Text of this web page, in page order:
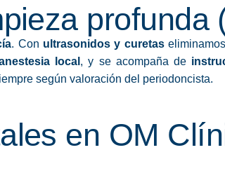
profunda
. Con ultrasonidos y curetaseliminamos
local , y se acompaña de
según valoración del periodoncista.
en OM